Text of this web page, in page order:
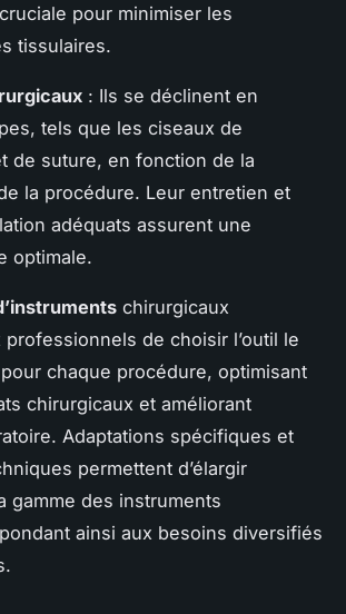
pour minimiser les
tissulaires.
: Ils se déclinent en
tels que les ciseaux de
de suture, en fonction de la
la procédure. Leur entretien et
adéquats assurent une
optimale.
chirurgicaux
de choisir l’outil le
chaque procédure, optimisant
chirurgicaux et améliorant
Adaptations spécifiques et
permettent d’élargir
gamme des instruments
ainsi aux besoins diversifiés